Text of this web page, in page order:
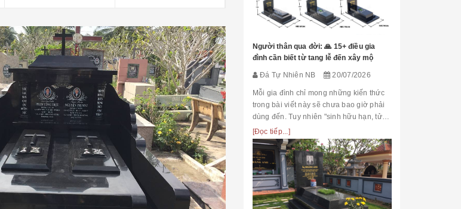
Người thân qua đời: 🙏 15+ điều gia
đình cần biết từ tang lễ đến xây mộ
Đá Tự Nhiên NB 20/07/2026
Mỗi gia đình chỉ mong những kiến thức
trong bài viết này sẽ chưa bao giờ phải
dùng đến. Tuy nhiên "sinh hữu hạn, tử
bất kỳ" việc chuẩn bị đầy đủ kiến thức về
các thủ tục, nghi lễ và xây dựng mộ
phầ...
[Đọc tiếp...]